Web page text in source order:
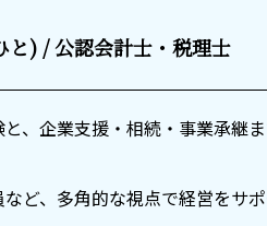
と) / 公認会計士・税理士
、企業支援・相続・事業承継
ど、多角的な視点で経営をサポ